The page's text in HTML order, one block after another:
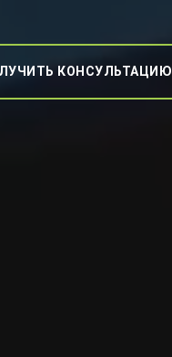
КОНСУЛЬТАЦИЮ